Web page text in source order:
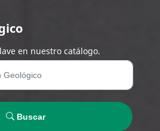
en nuestro catálogo.
Buscar